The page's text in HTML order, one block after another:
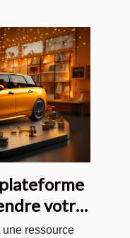
votre
?
une ressource